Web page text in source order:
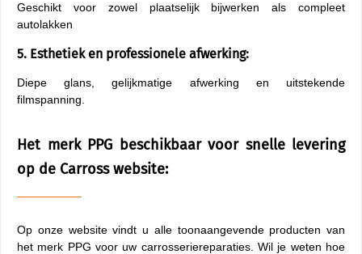
Geschikt voor zowel plaatselijk bijwerken als compleet
autolakken
5. Esthetiek en professionele afwerking:
Diepe glans, gelijkmatige afwerking en uitstekende
filmspanning.
Het merk PPG beschikbaar voor snelle levering
op de Carross website:
Op onze website vindt u alle toonaangevende producten van
het merk PPG voor uw carrosseriereparaties. Wil je weten hoe